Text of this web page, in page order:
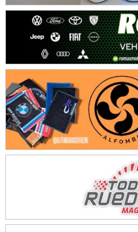
KDO - F6
Ciudad de Trenque Lauquen (Asfalto)
Trenque Lauquen (Buenos Aires)
ENTRERRIANO - F6 (POSTERGADA)
Villaguay (Entre Ríos)
VICTORIENSE - F7
El Cerro (Tierra)
Victoria (Entre Ríos)
PATAGONICO - F6
Humboldt (Santa Fe)